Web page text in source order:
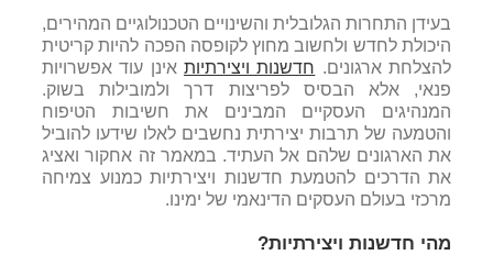
בעידן התחרות הגלובלית והשינויים הטכנולוגיים המהירים,
היכולת לחדש ולחשוב מחוץ לקופסה הפכה להיות קריטית
להצלחת ארגונים. חדשנות ויצירתיות אינן עוד אפשרויות
פנאי, אלא הבסיס לפריצות דרך ולמובילות בשוק.
המנהיגים העסקיים המבינים את חשיבות הטיפוח
והטמעה של תרבות יצירתית נחשבים לאלו שידעו להוביל
את הארגונים שלהם אל העתיד. במאמר זה אחקור ואציג
את הדרכים להטמעת חדשנות ויצירתיות כמנוע צמיחה
מרכזי בעולם העסקים הדינאמי של ימינו.
מהי חדשנות ויצירתיות?